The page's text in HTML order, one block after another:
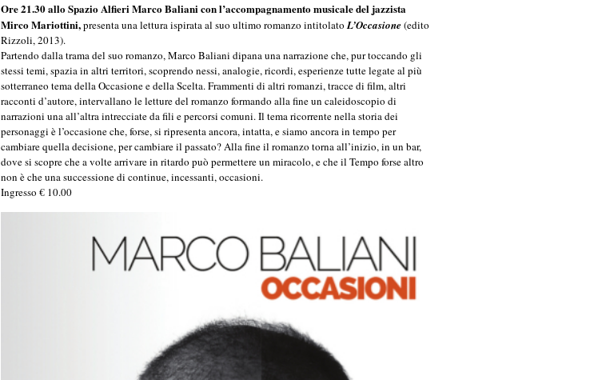
Ore 21.30 allo Spazio Alfieri Marco Baliani con l’accompagnamento musicale del jazzista
Mirco Mariottini,presenta una lettura ispirata al suo ultimo romanzo intitolatoL’Occasione (edito
Rizzoli, 2013).
Partendo dalla trama del suo romanzo, Marco Baliani dipana una narrazione che, pur toccando gli
stessi temi, spazia in altri territori, scoprendo nessi, analogie, ricordi, esperienze tutte legate al più
sotterraneo tema della Occasione e della Scelta. Frammenti di altri romanzi, tracce di film, altri
racconti d’autore, intervallano le letture del romanzo formando alla fine un caleidoscopio di
narrazioni una all’altra intrecciate da fili e percorsi comuni. Il tema ricorrente nella storia dei
personaggi è l’occasione che, forse, si ripresenta ancora, intatta, e siamo ancora in tempo per
cambiare quella decisione, per cambiare il passato? Alla fine il romanzo torna all’inizio, in un bar,
dove si scopre che a volte arrivare in ritardo può permettere un miracolo, e che il Tempo forse altro
non è che una successione di continue, incessanti, occasioni.
Ingresso € 10.00